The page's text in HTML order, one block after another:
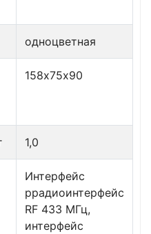
одноцветная
158х75х90
1,0
Интерфейс
ррадиоинтерфейс
RF 433 МГц,
интерфейс